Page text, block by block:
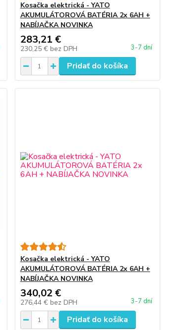
Kosačka elektrická - YATO
AKUMULÁTOROVÁ BATÉRIA 2x 6AH +
NABÍJAČKA NOVINKA
283,21 €
230,25 € bez DPH 3-7 dní
Pridať do košíka
Kosačka elektrická - YATO
AKUMULÁTOROVÁ BATÉRIA 2x 6AH +
NABÍJAČKA NOVINKA
340,02 €
276,44 € bez DPH 3-7 dní
Pridať do košíka